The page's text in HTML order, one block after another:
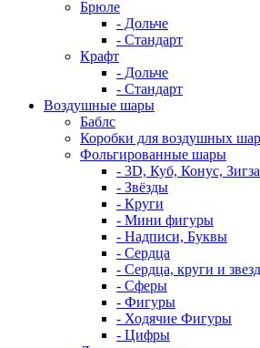
Брюле
- Дольче
- Стандарт
Крафт
- Дольче
- Стандарт
Воздушные шары
Баблс
Коробки для воздушных
Фольгированные шары
- 3D, Куб, Конус,
- Звёзды
- Круги
- Мини фигуры
- Надписи, Буквы
- Сердца
- Сердца, круги и
- Сферы
- Фигуры
- Ходячие Фигуры
- Цифры